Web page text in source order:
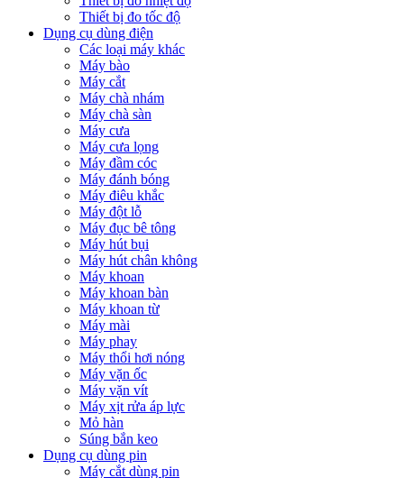
Thiết bị đo tốc độ
Dụng cụ dùng điện
Các loại máy khác
Máy bào
Máy cắt
Máy chà nhám
Máy chà sàn
Máy cưa
Máy cưa lọng
Máy đầm cóc
Máy đánh bóng
Máy điêu khắc
Máy đột lỗ
Máy đục bê tông
Máy hút bụi
Máy hút chân không
Máy khoan
Máy khoan bàn
Máy khoan từ
Máy mài
Máy phay
Máy thổi hơi nóng
Máy vặn ốc
Máy vặn vít
Máy xịt rửa áp lực
Mỏ hàn
Súng bắn keo
Dụng cụ dùng pin
Máy cắt dùng pin